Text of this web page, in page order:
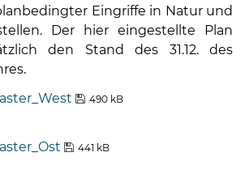
Eingriffe in Natur und
Der hier eingestellte Plan
den Stand des 31.12. des
490 kB
441 kB